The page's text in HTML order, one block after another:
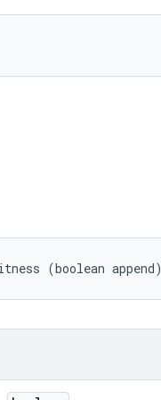
(boolean append)